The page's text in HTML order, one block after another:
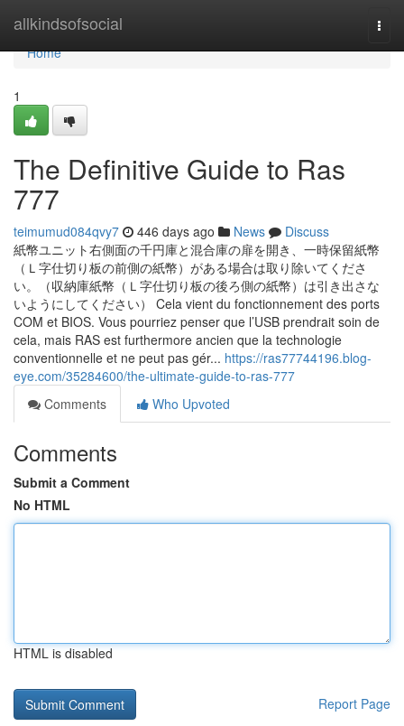
allkindsofsocial
Home
Home
1
The Definitive Guide to Ras
777
teimumud084qvy7 446 days ago News
Discuss
紙幣ユニット右側面の千円庫と混合庫の扉を開き、一時保留紙幣
（Ｌ字仕切り板の前側の紙幣）がある場合は取り除いてくださ
い。（収納庫紙幣（Ｌ字仕切り板の後ろ側の紙幣）は引き出さな
いようにしてください） Cela vient du fonctionnement des ports
COM et BIOS. Vous pourriez penser que l’USB prendrait soin de
cela, mais RAS est furthermore ancien que la technologie
conventionnelle et ne peut pas gér... https://ras77744196.blog-
eye.com/35284600/the-ultimate-guide-to-ras-777
Comments
Who Upvoted
Comments
Submit a Comment
No HTML
HTML is disabled
Report Page